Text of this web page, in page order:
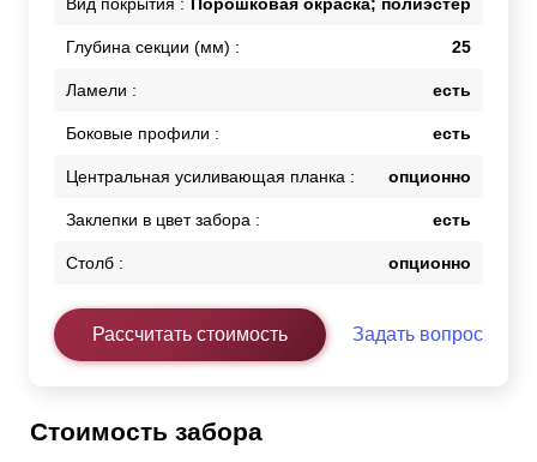
Глубина секции (мм) : 25
Ламели : есть
Боковые профили : есть
Центральная усиливающая планка : опционно
Заклепки в цвет забора : есть
Столб : опционно
Рассчитать стоимость Задать вопрос
Стоимость забора